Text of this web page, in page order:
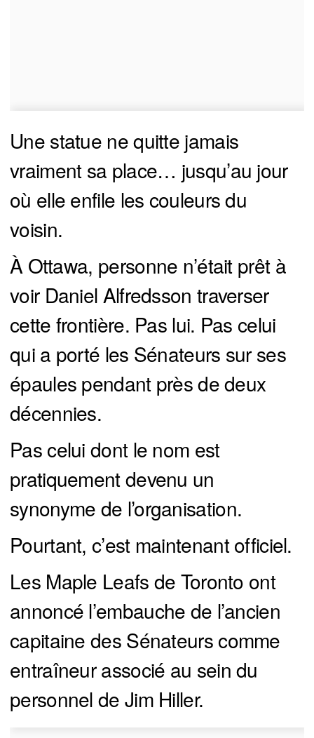
Une statue ne quitte jamais
vraiment sa place… jusqu’au jour
où elle enfile les couleurs du
voisin.
À Ottawa, personne n’était prêt à
voir Daniel Alfredsson traverser
cette frontière. Pas lui. Pas celui
qui a porté les Sénateurs sur ses
épaules pendant près de deux
décennies.
Pas celui dont le nom est
pratiquement devenu un
synonyme de l’organisation.
Pourtant, c’est maintenant officiel.
Les Maple Leafs de Toronto ont
annoncé l’embauche de l’ancien
capitaine des Sénateurs comme
entraîneur associé au sein du
personnel de Jim Hiller.